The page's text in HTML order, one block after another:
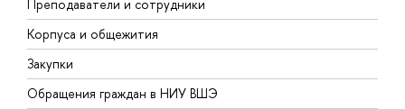
Преподаватели и сотрудники
Корпуса и общежития
Закупки
Обращения граждан в НИУ ВШЭ